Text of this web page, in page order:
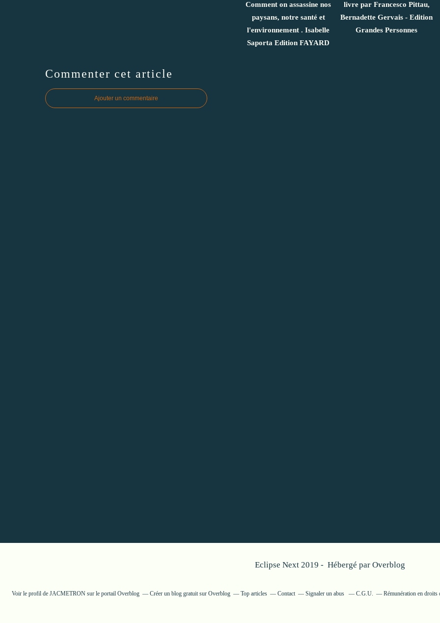
Comment on assassine nos
paysans, notre santé et
l'environnement . Isabelle
Saporta Edition FAYARD
livre par Francesco Pittau,
Bernadette Gervais - Edition
Grandes Personnes
Commenter cet article
Ajouter un commentaire
Eclipse Next 2019 - Hébergé par Overblog
Voir le profil de JACMETRON sur le portail Overblog Créer un blog gratuit sur Overblog Top articles Contact Signaler un abus C.G.U. Rémunération en droits